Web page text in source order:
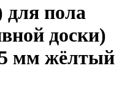
пола
доски)
мм жёлтый